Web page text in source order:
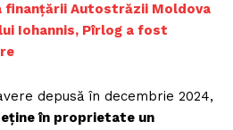
finanțării Autostrăzii Moldova
Iohannis, Pîrlog a fost
depusă în decembrie 2024,
în proprietate un